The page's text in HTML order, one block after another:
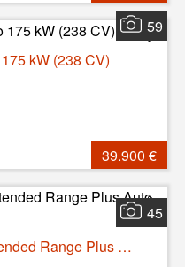
59
kW (238 CV)
39.900 €
45
Volvo EX30 Single Motor Extended Range Plus Auto 200 kW (272 CV)